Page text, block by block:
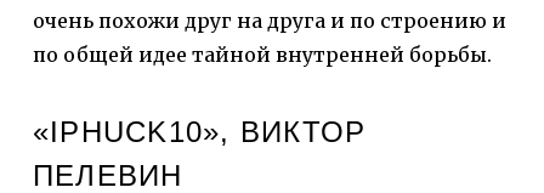
очень похожи друг на друга и по строению и
по общей идее тайной внутренней борьбы.
«IPHUCK10», ВИКТОР
ПЕЛЕВИН